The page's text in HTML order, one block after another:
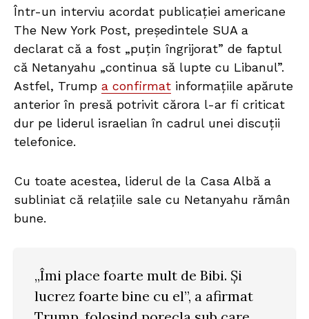
Într-un interviu acordat publicației americane
The New York Post, președintele SUA a
declarat că a fost „puțin îngrijorat” de faptul
că Netanyahu „continua să lupte cu Libanul”.
Astfel, Trump a confirmat informațiile apărute
anterior în presă potrivit cărora l-ar fi criticat
dur pe liderul israelian în cadrul unei discuții
telefonice.
Cu toate acestea, liderul de la Casa Albă a
subliniat că relațiile sale cu Netanyahu rămân
bune.
„Îmi place foarte mult de Bibi. Și
lucrez foarte bine cu el”, a afirmat